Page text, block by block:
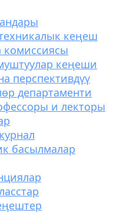
кеңеш
комиссиясы
кеңеши
перспективдүү
департаменти
и лекторы
басылмалар